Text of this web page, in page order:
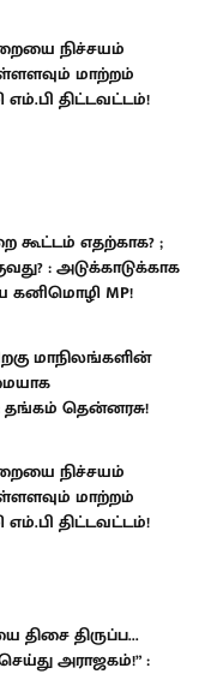
நிச்சயம்
மாற்றம்
திட்டவட்டம்!
கூட்டம் எதற்காக? ;
: அடுக்காடுக்காக
கனிமொழி MP!
மாநிலங்களின்
: தங்கம் தென்னரசு!
நிச்சயம்
மாற்றம்
திட்டவட்டம்!
திசை திருப்ப...
அராஜகம்!” :